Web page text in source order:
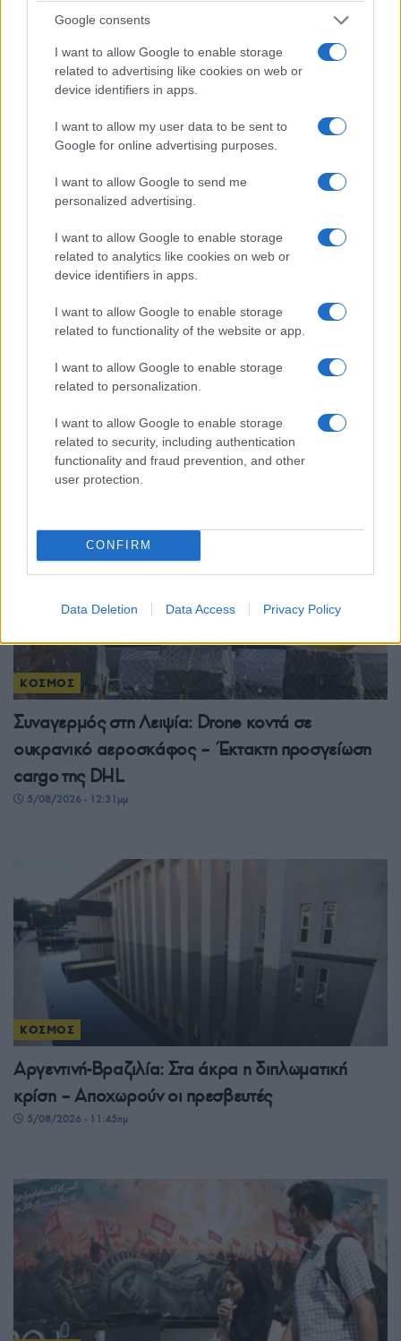
Google consents
I want to allow Google to enable storage
related to advertising like cookies on web or
device identifiers in apps.
I want to allow my user data to be sent to
Google for online advertising purposes.
I want to allow Google to send me
personalized advertising.
I want to allow Google to enable storage
related to analytics like cookies on web or
device identifiers in apps.
I want to allow Google to enable storage
related to functionality of the website or app.
I want to allow Google to enable storage
related to personalization.
I want to allow Google to enable storage
related to security, including authentication
functionality and fraud prevention, and other
user protection.
CONFIRM
Data Deletion Data Access Privacy Policy
Θρίλερ στη Λειψία: Το drone δίπλα σε ουκρανικό
αεροσκάφος είχε εκρηκτική συσκευή – Υποψίες
για Ρώσους πράκτορες
ΚΟΣΜΟΣ
Ο πόλεμος ΗΠΑ-Ιράν πιέζει τα αποθέματα των
επίθεση με 17 νεκρούς
ΚΟΣΜΟΣ
Συναγερμός στη Λειψία: Drone κοντά σε
ουκρανικό αεροσκάφος – Έκτακτη προσγείωση
cargo της DHL
5/08/2026 - 12:31μμ
ΚΟΣΜΟΣ
Αργεντινή-Βραζιλία: Στα άκρα η διπλωματική
κρίση – Αποχωρούν οι πρεσβευτές
5/08/2026 - 11:45πμ